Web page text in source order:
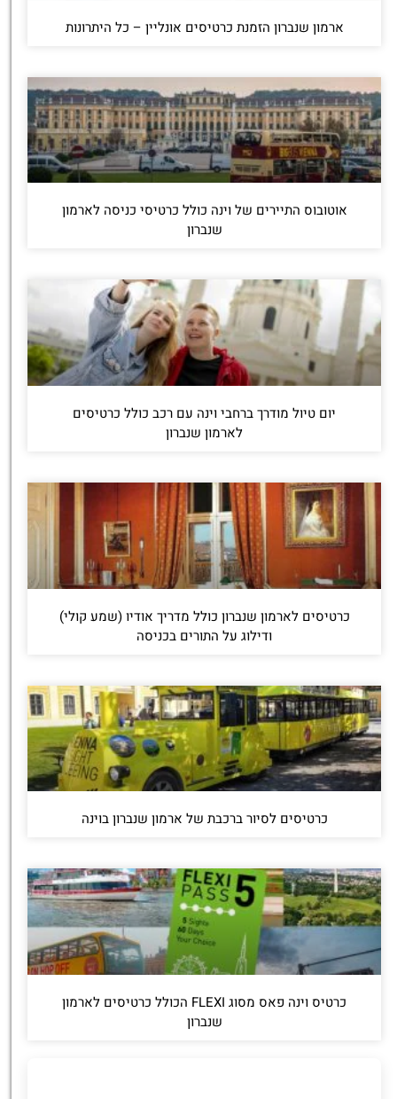
ארמון שנברון הזמנת כרטיסים אונליין – כל היתרונות
אוטובוס התיירים של וינה כולל כרטיסי כניסה לארמון
שנברון
יום טיול מודרך ברחבי וינה עם רכב כולל כרטיסים
לארמון שנברון
כרטיסים לארמון שנברון כולל מדריך אודיו (שמע קולי)
ודילוג על התורים בכניסה
כרטיסים לסיור ברכבת של ארמון שנברון בוינה
כרטיס וינה פאס מסוג FLEXI הכולל כרטיסים לארמון
שנברון